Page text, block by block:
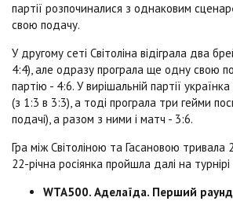
партії розпочиналися з однаковим
свою подачу.
У другому сеті Світоліна відіграла два
4:4), але одразу програла ще одну свою
партію - 4:6. У вирішальній партії
(з 1:3 в 3:3), а тоді програла три гейми
подачі), а разом з ними і матч - 3:6.
Гра між Світоліною та Гасановою тривала
22-річна росіянка пройшла далі на
WTA500. Аделаїда. Перший раунд